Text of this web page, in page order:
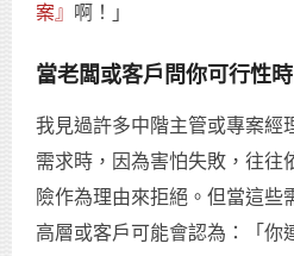
案』
啊！」
當老闆或客戶問你可行性
我見過許多中階主管或專案經
需求時，因為害怕失敗，往往
險作為理由來拒絕。但當這些
高層或客戶可能會認為：「你